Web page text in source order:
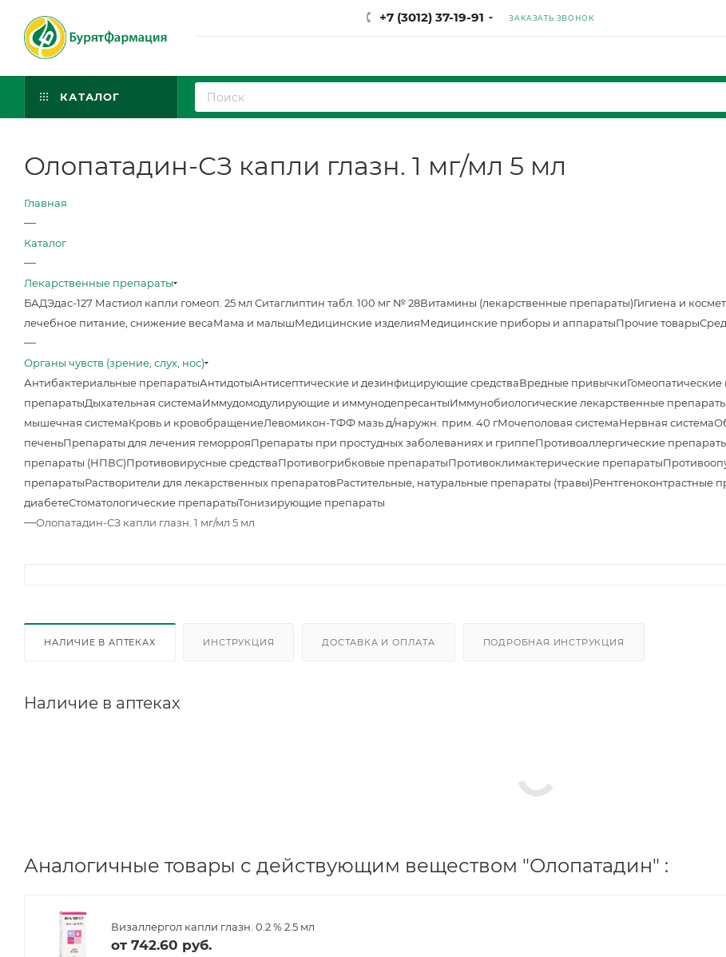
+7 (3012) 37-19-91 ЗАКАЗАТЬ ЗВОНОК
КАТАЛОГ
Олопатадин-СЗ капли глазн. 1 мг/мл 5 мл
Главная
—
Каталог
—
Лекарственные препараты
БАДЭдас-127 Мастиол капли гомеоп. 25 мл Ситаглиптин табл. 100 мг № 28Витамины (лекарственные препараты)Гигиена и
лечебное питание, снижение весаМама и малышМедицинские изделияМедицинские приборы и аппаратыПрочие товары
—
Органы чувств (зрение, слух, нос)
Антибактериальные препаратыАнтидотыАнтисептические и дезинфицирующие средстваВредные привычки
препаратыДыхательная системаИммудомодулирующие и иммунодепресантыИммунобиологические лекарственные препараты
мышечная системаКровь и кровобращениеЛевомикон-ТФФ мазь д/наружн. прим. 40 гМочеполовая системаНервная система
печеньПрепараты для лечения геморрояПрепараты при простудных заболеваниях и гриппеПротивоаллергические
препараты (НПВС)Противовирусные средстваПротивогрибковые препаратыПротивоклимактерические препараты
препаратыРастворители для лекарственных препаратовРастительные, натуральные препараты (травы)Рентгеноконтрастные
диабетеСтоматологические препаратыТонизирующие препараты
—Олопатадин-СЗ капли глазн. 1 мг/мл 5 мл
НАЛИЧИЕ В АПТЕКАХ ИНСТРУКЦИЯ ДОСТАВКА И ОПЛАТА ПОДРОБНАЯ ИНСТРУКЦИЯ
Наличие в аптеках
Аналогичные товары с действующим веществом "Олопатадин" :
Визаллергол капли глазн. 0.2 % 2.5 мл
от 742.60 руб.